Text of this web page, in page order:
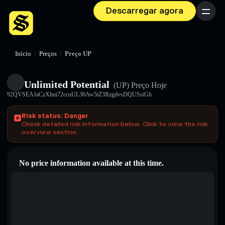
Descarregar agora Menu
Início / Preços / Preço UP
Unlimited Potential (UP) Preço Hoje
92QVSEAJaCzXhui72ccuUL36Aw5tZ3RzgdvsDQUSsiGh
Risk status: Danger
Check detailed risk information below. Click to view the risk
overview section.
No price information available at this time.